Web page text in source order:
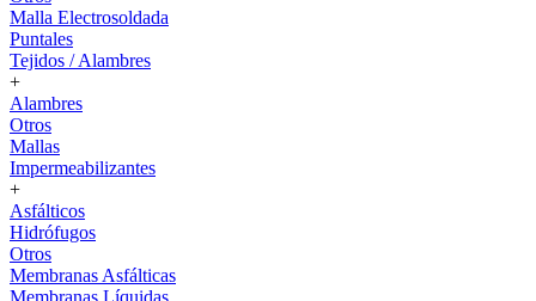
Malla Electrosoldada
Puntales
Tejidos / Alambres
+
Alambres
Otros
Mallas
Impermeabilizantes
+
Asfálticos
Hidrófugos
Otros
Membranas Asfálticas
Membranas Líquidas